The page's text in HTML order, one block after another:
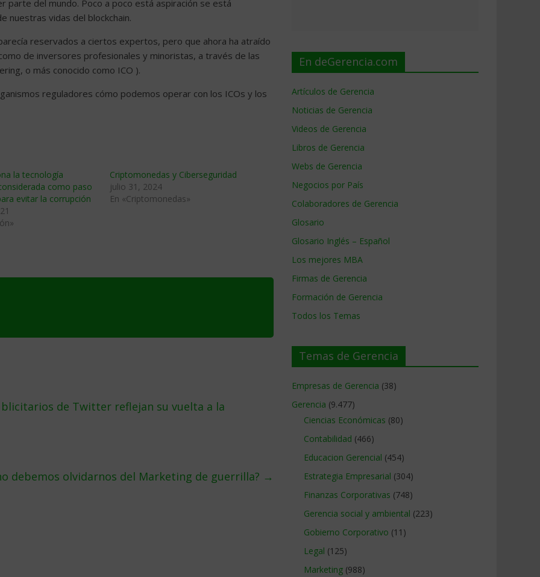
parte del mundo. Poco a poco está aspiración se está
nuestras vidas del blockchain.
reservados a ciertos expertos, pero que ahora ha atraído
de inversores profesionales y minoristas, a través de las
o más conocido como ICO ).
reguladores cómo podemos operar con los ICOs y los
la tecnología
como paso
evitar la corrupción
Criptomonedas y Ciberseguridad
julio 31, 2024
En «Criptomonedas»
de Twitter reflejan su vuelta a la
debemos olvidarnos del Marketing de guerrilla? →
En deGerencia.com
Artículos de Gerencia
Noticias de Gerencia
Videos de Gerencia
Libros de Gerencia
Webs de Gerencia
Negocios por País
Colaboradores de Gerencia
Glosario
Glosario Inglés – Español
Los mejores MBA
Firmas de Gerencia
Formación de Gerencia
Todos los Temas
Temas de Gerencia
Empresas de Gerencia (38)
Gerencia (9.477)
Ciencias Económicas (80)
Contabilidad (466)
Educacion Gerencial (454)
Estrategia Empresarial (304)
Finanzas Corporativas (748)
Gerencia social y ambiental (223)
Gobierno Corporativo (11)
Legal (125)
Marketing (988)